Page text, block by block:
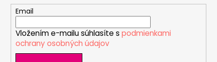
Email
Vložením e-mailu súhlasíte s podmienkami
ochrany osobných údajov